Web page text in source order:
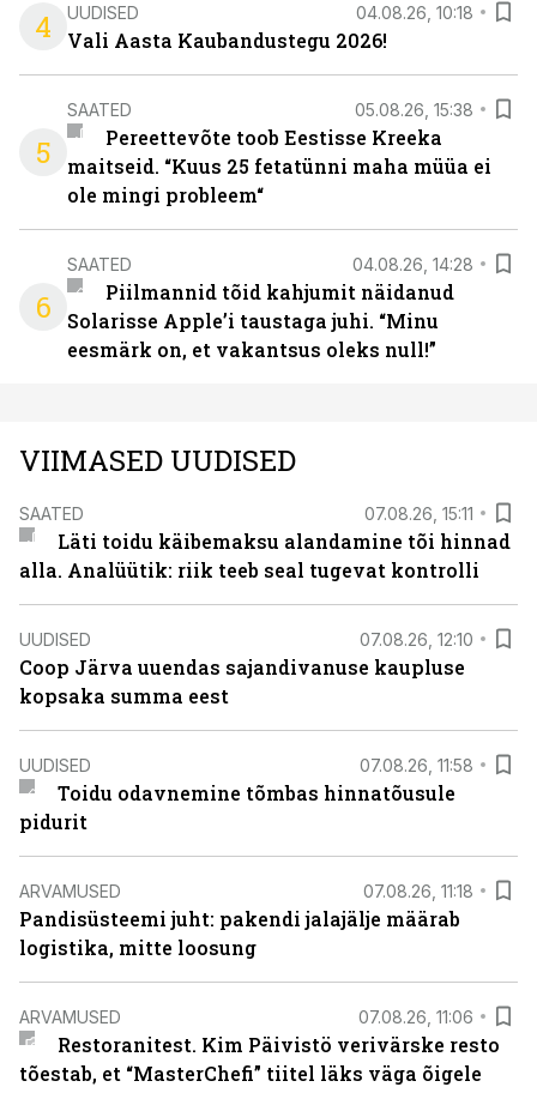
4 UUDISED 04.08.26, 10:18
Vali Aasta Kaubandustegu 2026!
5
SAATED 05.08.26, 15:38
Pereettevõte toob Eestisse Kreeka
maitseid. “Kuus 25 fetatünni maha müüa ei
ole mingi probleem“
6
SAATED 04.08.26, 14:28
Piilmannid tõid kahjumit näidanud
Solarisse Apple’i taustaga juhi. “Minu
eesmärk on, et vakantsus oleks null!”
VIIMASED UUDISED
SAATED 07.08.26, 15:11
Läti toidu käibemaksu alandamine tõi hinnad
alla. Analüütik: riik teeb seal tugevat kontrolli
UUDISED 07.08.26, 12:10
Coop Järva uuendas sajandivanuse kaupluse
kopsaka summa eest
UUDISED 07.08.26, 11:58
Toidu odavnemine tõmbas hinnatõusule
pidurit
ARVAMUSED 07.08.26, 11:18
Pandisüsteemi juht: pakendi jalajälje määrab
logistika, mitte loosung
ARVAMUSED 07.08.26, 11:06
Restoranitest. Kim Päivistö verivärske resto
tõestab, et “MasterChefi” tiitel läks väga õigele